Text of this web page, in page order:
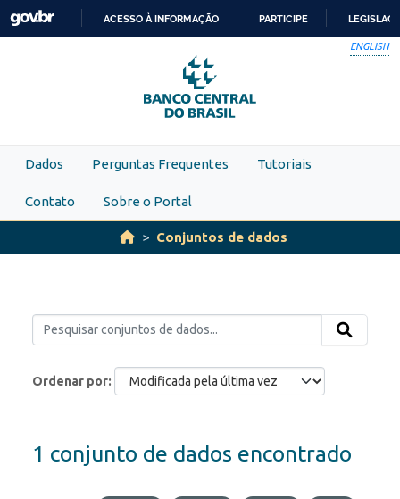
Skip to main content
PARA
O
CONTEÚDO
ACESSO À INFORMAÇÃO PARTICIPE
ENGLISH
Dados Perguntas Frequentes Tutoriais
Contato Sobre o Portal
Conjuntos de dados
Ordenar por
1 conjunto de dados encontrado